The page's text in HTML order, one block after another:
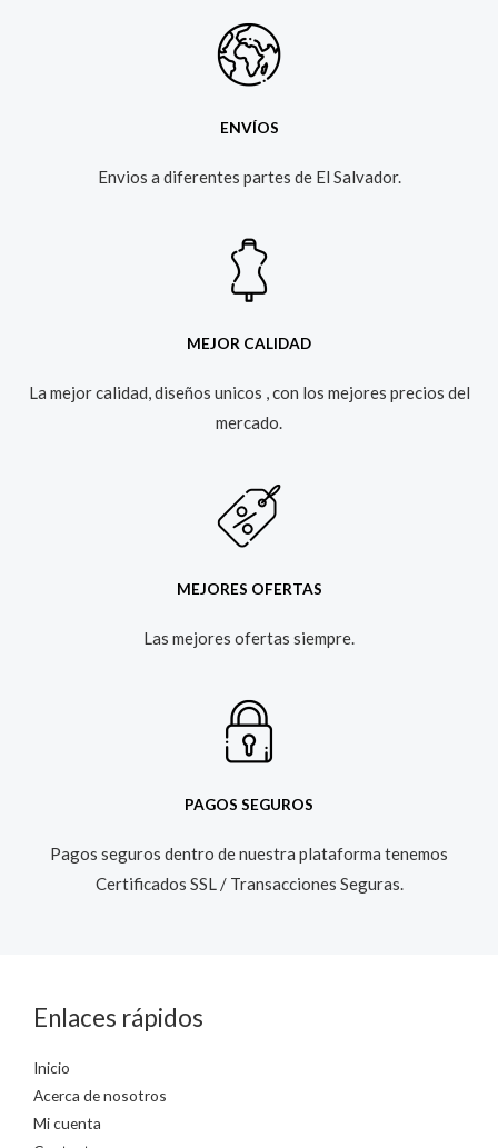
ENVÍOS
Envios a diferentes partes de El Salvador.​
MEJOR CALIDAD
La mejor calidad, diseños unicos , con los mejores precios del
mercado.​
MEJORES OFERTAS
Las mejores ofertas siempre.​
PAGOS SEGUROS
Pagos seguros dentro de nuestra plataforma tenemos
Certificados SSL / Transacciones Seguras.​
Enlaces rápidos
Inicio
Acerca de nosotros
Mi cuenta